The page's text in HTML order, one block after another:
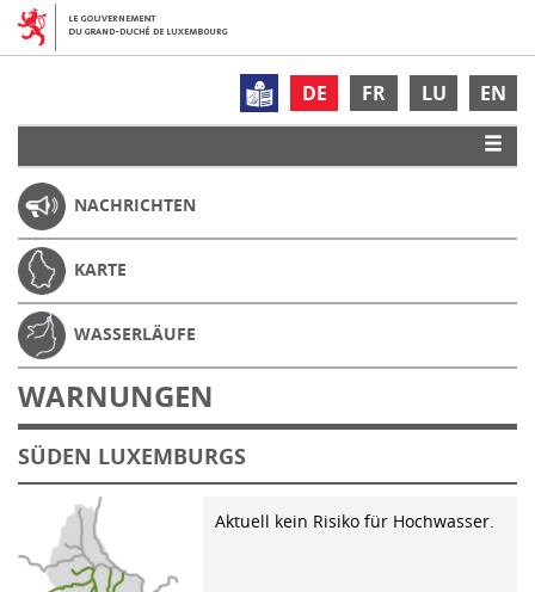
DE FR LU EN
NACHRICHTEN
KARTE
WASSERLÄUFE
WARNUNGEN
SÜDEN LUXEMBURGS
Aktuell kein Risiko für Hochwasser.